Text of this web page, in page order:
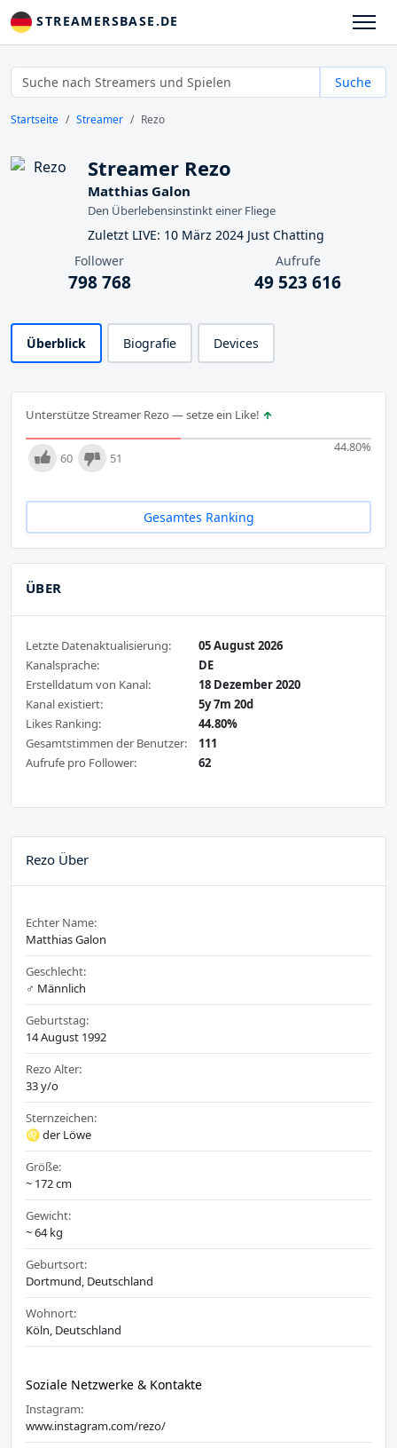
STREAMERSBASE.DE
Suche
Startseite Streamer Rezo
Streamer Rezo
Matthias Galon
Den Überlebensinstinkt einer Fliege
Zuletzt LIVE: 10 März 2024 Just Chatting
Follower
798 768
Aufrufe
49 523 616
Überblick Biografie Devices
Unterstütze Streamer Rezo — setze ein Like!
44.80%
60 51
Gesamtes Ranking
ÜBER
Letzte Datenaktualisierung:
05 August 2026
Kanalsprache:
DE
Erstelldatum von Kanal:
18 Dezember 2020
Kanal existiert:
5y 7m 20d
Likes Ranking:
44.80%
Gesamtstimmen der Benutzer:
111
Aufrufe pro Follower:
62
Rezo Über
Echter Name:
Matthias Galon
Geschlecht:
♂️ Männlich
Geburtstag:
14 August 1992
Rezo Alter:
33 y/o
Sternzeichen:
♌ der Löwe
Größe:
~ 172 cm
Gewicht:
~ 64 kg
Geburtsort:
Dortmund, Deutschland
Wohnort:
Köln, Deutschland
Soziale Netzwerke & Kontakte
Instagram:
www.instagram.com/rezo/